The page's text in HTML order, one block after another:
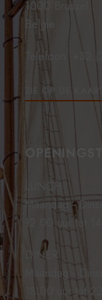
1000 Brussel
België
Telefoon: +32
ZIE OP DE KAART
LUNCH
Maandag -
12:00 uur tot
DINER
Maandag -
18:00 uur tot